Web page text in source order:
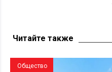
раскритиковали
Читайте также
Общество